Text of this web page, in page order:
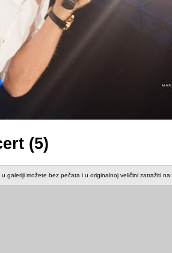
(5)
u galeriji možete bez pečata i u originalnoj veličini zatražiti na: